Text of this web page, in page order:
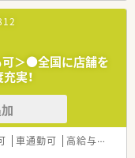
可＞●全国に店舗を
実！
車通勤可 高給与(600万円以上)